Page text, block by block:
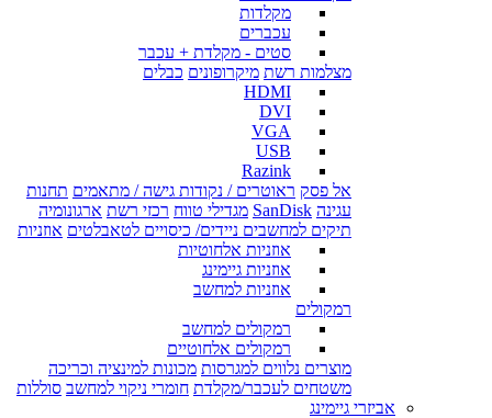
מקלדות
עכברים
סטים - מקלדת + עכבר
מצלמות רשת מיקרופונים כבלים
HDMI
DVI
VGA
USB
Razink
אל פסק ראוטרים / נקודות גישה / מתאמים תחנות
עגינה SanDisk מגדילי טווח רכזי רשת ארגונומיה
תיקים למחשבים ניידים/ כיסויים לטאבלטים אוזניות
אוזניות אלחוטיות
אוזניות גיימינג
אוזניות למחשב
רמקולים
רמקולים למחשב
רמקולים אלחוטיים
מוצרים נלווים למגרסות מכונות למינציה וכריכה
משטחים לעכבר/מקלדת חומרי ניקוי למחשב סוללות
אביזרי גיימינג